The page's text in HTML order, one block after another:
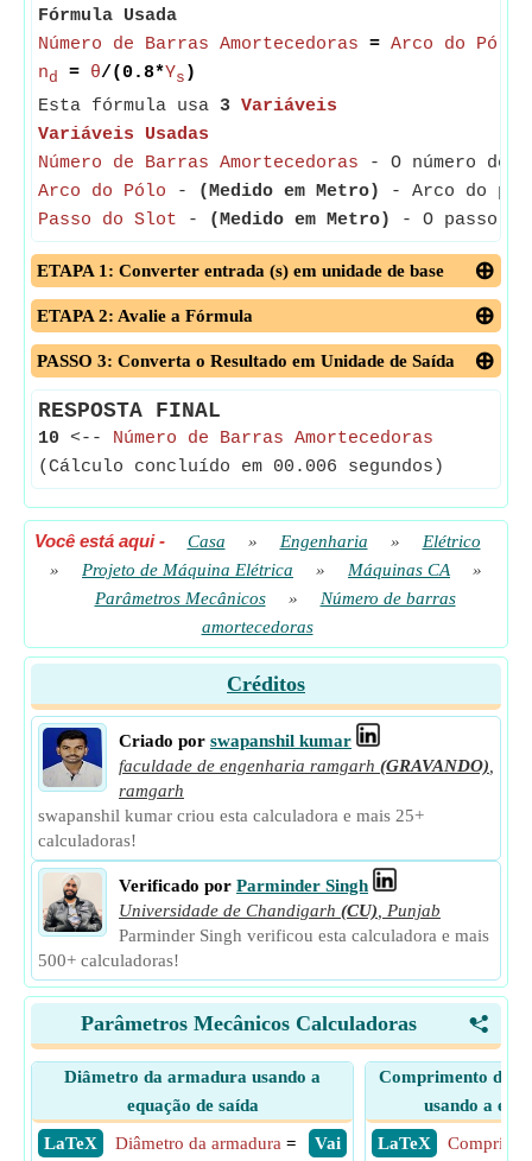
Fórmula Usada
Número de Barras Amortecedoras = Arco do Pólo
nd = θ/(0.8*Ys )
Esta fórmula usa 3 Variáveis
Variáveis Usadas
Número de Barras Amortecedoras - O número de
Arco do Pólo - (Medido em Metro)
- Arco do
Passo do Slot - (Medido em Metro) - O passo
ETAPA 1: Converter entrada (s) em unidade de base
ETAPA 2: Avalie a Fórmula
PASSO 3: Converta o Resultado em Unidade de Saída
RESPOSTA FINAL
10 <-- Número de Barras Amortecedoras
(Cálculo concluído em 00.006 segundos)
Você está aqui- Casa » Engenharia »
Elétrico
»
Projeto de Máquina Elétrica » Máquinas CA
»
Parâmetros Mecânicos
»
Número de barras
amortecedoras
Créditos
Criado por swapanshil kumar
faculdade de engenharia ramgarh (GRAVANDO)
ramgarh
swapanshil kumar criou esta calculadora e mais 25+
calculadoras!
Verificado por Parminder Singh
Universidade de Chandigarh (CU)
Punjab
Parminder Singh verificou esta calculadora e mais
500+ calculadoras!
<
Parâmetros Mecânicos Calculadoras
Diâmetro da armadura usando a
equação de saída
​ LaTeX
​ Vai
Diâmetro da armadura =
Comprimento do
usando a
​ LaTeX